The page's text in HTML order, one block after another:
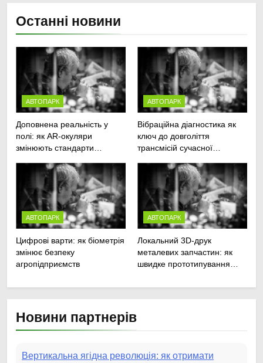
Останні новини
АВТОПАРК
Доповнена реальність у
полі: як AR-окуляри
змінюють стандарти
сільськогосподарської
техніки
АВТОПАРК
Вібраційна діагностика як
ключ до довголіття
трансмісій сучасної
АВТОПАРК
Цифрові варти: як біометрія
змінює безпеку
агропідприємств
АВТОПАРК
Локальний 3D-друк
металевих запчастин: як
швидке прототипування
Новини партнерів
Вертикальна ягідна революція: як отримати